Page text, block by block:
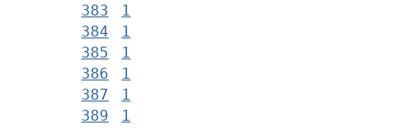
383
1
384
1
385
1
386
1
387
1
389
1